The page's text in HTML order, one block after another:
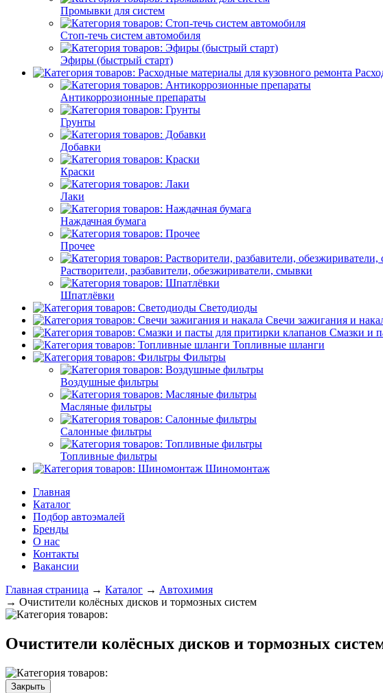
Промывки для систем
Стоп-течь систем автомобиля
Эфиры (быстрый старт)
Антикоррозионные препараты
Грунты
Добавки
Краски
Лаки
Наждачная бумага
Прочее
Растворители, разбавители, обезжириватели, смывки
Шпатлёвки
Светодиоды
Свечи зажигания и
Смазки и
Топливные шланги
Фильтры
Воздушные фильтры
Масляные фильтры
Салонные фильтры
Топливные фильтры
Шиномонтаж
Главная
Каталог
Подбор автоэмалей
Бренды
О нас
Контакты
Вакансии
Главная страница → Каталог → Автохимия
→ Очистители колёсных дисков и тормозных систем
Очистители колёсных дисков и тормозных
Закрыть